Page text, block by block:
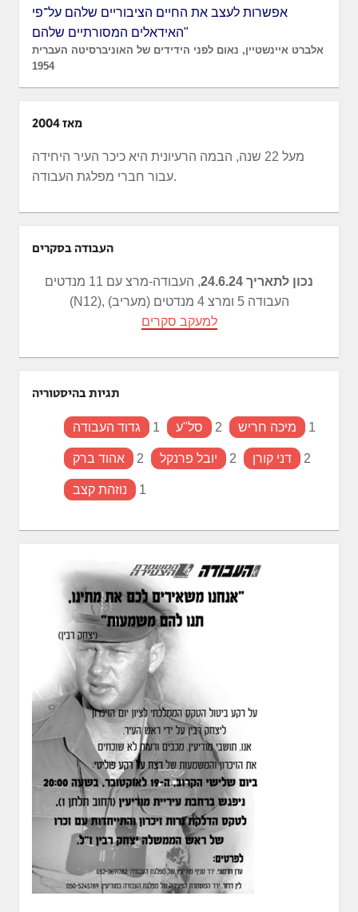
אפשרות לעצב את החיים הציבוריים שלהם על־פי
האידאלים המסורתיים שלהם"
אלברט איינשטיין, נאום לפני הידידים של האוניברסיטה העברית
1954
מאז 2004
מעל 22 שנה, הבמה הרעיונית היא כיכר העיר היחידה
עבור חברי מפלגת העבודה.
העבודה בסקרים
נכון לתאריך 24.6.24
, העבודה-מרצ עם 11 מנדטים
(N12), העבודה 5 ומרצ 4 מנדטים (מעריב)
למעקב סקרים
תגיות בהיסטוריה
גדוד העבודה 1 סל"ע 2 מיכה חריש 1
אהוד ברק 2 יובל פרנקל 2 דני קורן 2
נוזהת קצב 1